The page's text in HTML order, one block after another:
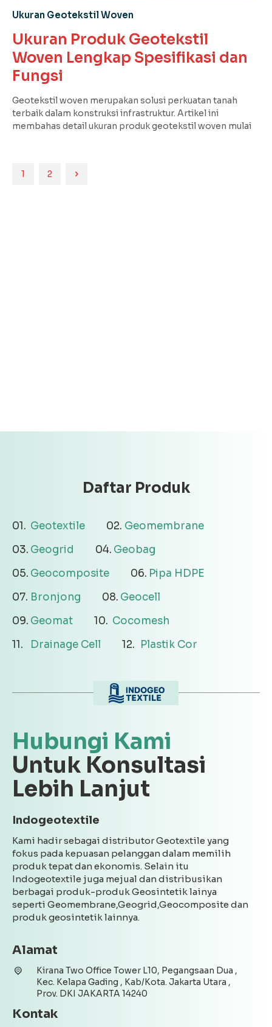
Ukuran Geotekstil Woven
Ukuran Produk Geotekstil
Woven Lengkap Spesifikasi dan
Fungsi
Geotekstil woven merupakan solusi perkuatan tanah
terbaik dalam konstruksi infrastruktur. Artikel ini
membahas detail ukuran produk geotekstil woven mulai
1 2
Daftar Produk
Geotextile
Geomembrane
Geogrid
Geobag
Geocomposite
Pipa HDPE
Bronjong
Geocell
Geomat
Cocomesh
Drainage Cell
Plastik Cor
Hubungi Kami
Untuk Konsultasi
Lebih Lanjut
Indogeotextile
Kami hadir sebagai distributor Geotextile yang
fokus pada kepuasan pelanggan dalam memilih
produk tepat dan ekonomis. Selain itu
Indogeotextile juga mejual dan distribusikan
berbagai produk-produk Geosintetik lainya
seperti Geomembrane,Geogrid,Geocomposite dan
produk geosintetik lainnya.
Alamat
Kirana Two Office Tower L10, Pegangsaan Dua ,
Kec. Kelapa Gading , Kab/Kota. Jakarta Utara ,
Prov. DKI JAKARTA 14240
Kontak